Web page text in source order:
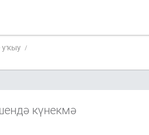
уҡыу
күнекмә